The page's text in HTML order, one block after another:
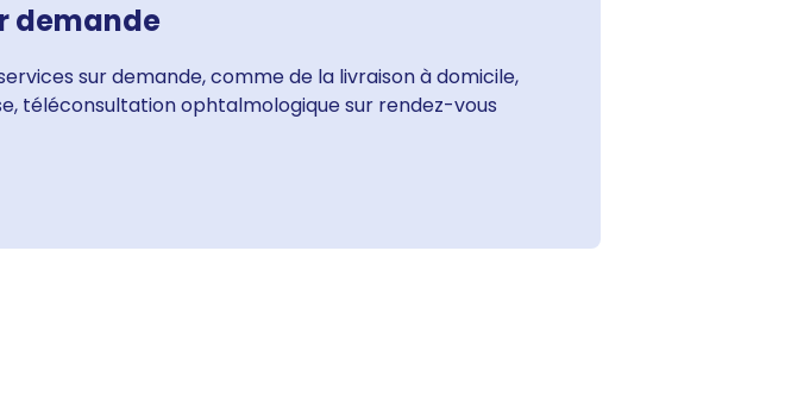
demande
sur demande, comme de la livraison à domicile,
téléconsultation ophtalmologique sur rendez-vous